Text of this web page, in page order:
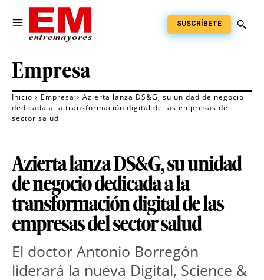
SUSCRÍBETE
Empresa
Inicio Empresa
Azierta lanza DS&G, su unidad de negocio
dedicada a la transformación digital de las empresas del
sector salud
Azierta lanza DS&G, su unidad
de negocio dedicada a la
transformación digital de las
empresas del sector salud
El doctor Antonio Borregón
liderará la nueva Digital, Science &